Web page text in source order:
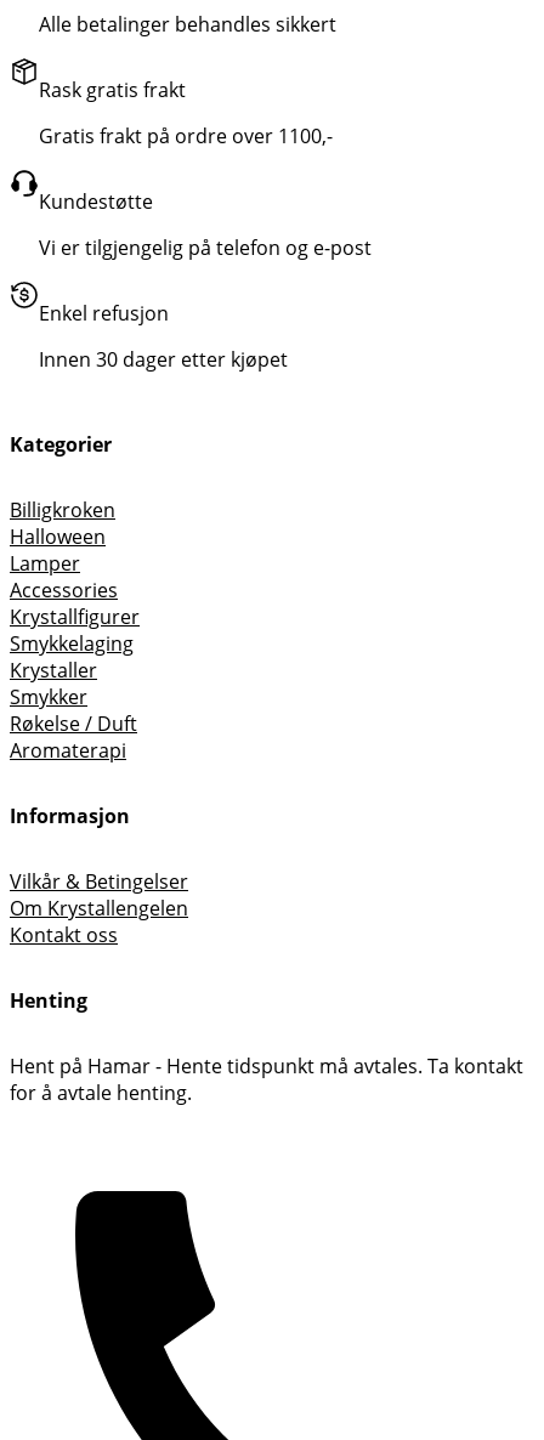
Alle betalinger behandles sikkert
Rask gratis frakt
Gratis frakt på ordre over 1100,-
Kundestøtte
Vi er tilgjengelig på telefon og e-post
Enkel refusjon
Innen 30 dager etter kjøpet
Kategorier
Billigkroken
Halloween
Lamper
Accessories
Krystallfigurer
Smykkelaging
Krystaller
Smykker
Røkelse / Duft
Aromaterapi
Informasjon
Vilkår & Betingelser
Om Krystallengelen
Kontakt oss
Henting
Hent på Hamar - Hente tidspunkt må avtales. Ta kontakt
for å avtale henting.